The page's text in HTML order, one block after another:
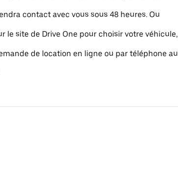
contact avec vous sous 48 heures. Ou
le site de Drive One pour choisir votre véhicule,
de location en ligne ou par téléphone au